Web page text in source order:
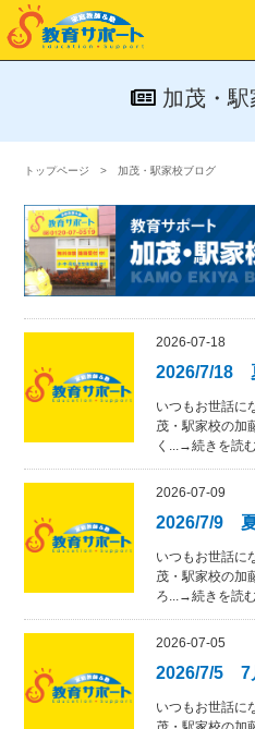
加茂・駅
トップページ 加茂・駅家校ブログ
2026-07-18
2026/7/18
いつもお世話に
茂・駅家校の加
く...→続きを読
2026-07-09
2026/7/9 夏
いつもお世話に
茂・駅家校の加
ろ...→続きを読
2026-07-05
2026/7/5 7
いつもお世話に